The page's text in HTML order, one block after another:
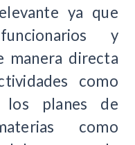
ya que
y
manera directa
como
los planes de
como